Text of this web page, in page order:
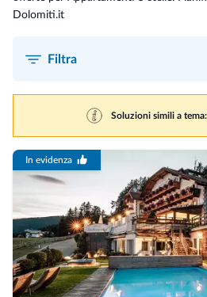
Dolomiti.it
Filtra
Soluzioni simili a
In evidenza